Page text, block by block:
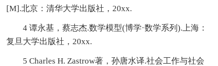
[M].北京：清华大学出版社，20xx.
4 谭永基，蔡志杰.数学模型(博学·数学系列).上海：
复旦大学出版社，20xx.
5 Charles H. Zastrow著，孙唐水译.社会工作与社会